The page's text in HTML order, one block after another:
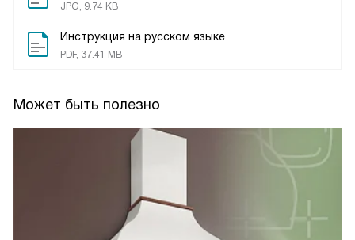
JPG, 9.74 KB
Инструкция на русском языке
PDF, 37.41 MB
Может быть полезно